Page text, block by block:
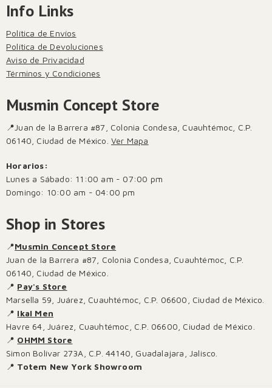
Info Links
Política de Envíos
Política de Devoluciones
Aviso de Privacidad
Términos y Condiciones
Musmin Concept Store
📍Juan de la Barrera #87, Colonia Condesa, Cuauhtémoc, C.P.
06140, Ciudad de México. Ver Mapa
Horarios:
Lunes a Sábado: 11:00 am - 07:00 pm
Domingo: 10:00 am - 04:00 pm
Shop in Stores
📍Musmin Concept Store
Juan de la Barrera #87, Colonia Condesa, Cuauhtémoc, C.P.
06140, Ciudad de México.
📍 Pay's Store
Marsella 59, Juárez, Cuauhtémoc, C.P. 06600, Ciudad de México.
📍 Ikal Men
Havre 64, Juárez, Cuauhtémoc, C.P. 06600, Ciudad de México.
📍 OHMM Store
Simon Bolívar 273A, C.P. 44140, Guadalajara, Jalisco.
📍 Totem New York Showroom